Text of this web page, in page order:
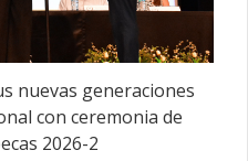
nuevas generaciones
con ceremonia de
2026-2